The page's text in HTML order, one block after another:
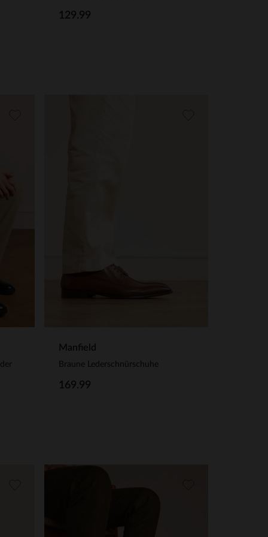
129.99
Manfield
Braune Lederschnürschuhe
169.99